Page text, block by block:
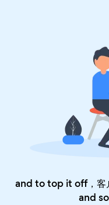
and to top it off，客
and